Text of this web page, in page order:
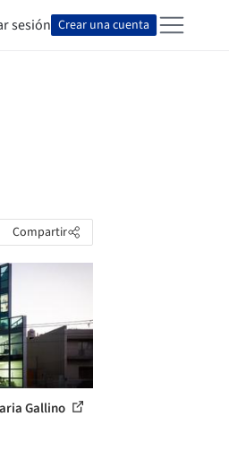
sesión Crear una cuenta
Compartir
Gallino